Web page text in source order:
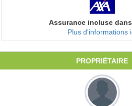
Assurance incluse
Plus d'informations
PROPRIÉTAIRE